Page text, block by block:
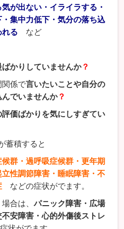
気が出ない・イライラする・
集中力低下・気分の落ち込
る など
ばかりしていませんか？
関係で言いたいことや自分の
でいませんか？
評価ばかりを気にしすぎてい
蓄積すると
群・過呼吸症候群・更年期
性調節障害・睡眠障害・不
などの症状がでます。
場合は、パニック障害・広場
安障害・心的外傷後ストレ